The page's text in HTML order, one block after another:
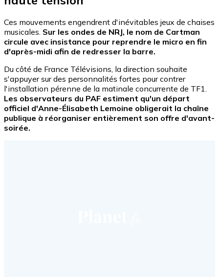
Ces mouvements engendrent d'inévitables jeux de chaises
musicales. Sur les ondes de NRJ, le nom de Cartman
circule avec insistance pour reprendre le micro en fin
d'après-midi afin de redresser la barre.
Du côté de France Télévisions, la direction souhaite
s'appuyer sur des personnalités fortes pour contrer
l'installation pérenne de la matinale concurrente de TF1.
Les observateurs du PAF estiment qu'un départ
officiel d'Anne-Élisabeth Lemoine obligerait la chaîne
publique à réorganiser entièrement son offre d'avant-
soirée.